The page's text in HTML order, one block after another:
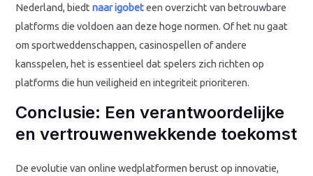
Nederland, biedtnaar igobeteen overzicht van betrouwbare
platforms die voldoen aan deze hoge normen. Of het nu gaat
om sportweddenschappen, casinospellen of andere
kansspelen, het is essentieel dat spelers zich richten op
platforms die hun veiligheid en integriteit prioriteren.
Conclusie: Een verantwoordelijke
en vertrouwenwekkende toekomst
De evolutie van online wedplatformen berust op innovatie,